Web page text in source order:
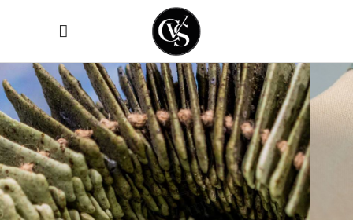
UN ATELIER